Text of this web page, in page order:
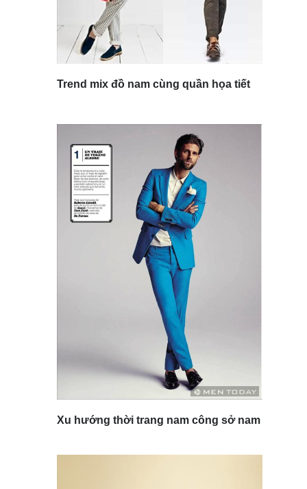
Trend mix đồ nam cùng quần họa tiết
Xu hướng thời trang nam công sở nam